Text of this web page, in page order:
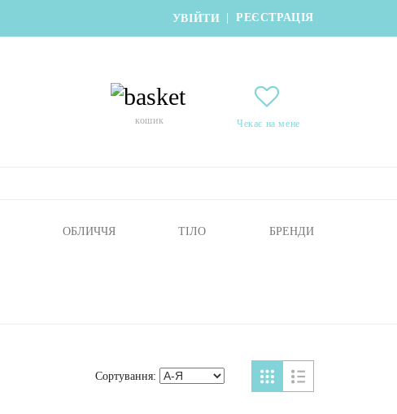
УВІЙТИ | РЕЄСТРАЦІЯ
кошик Чекає на мене
ОБЛИЧЧЯ ТІЛО БРЕНДИ
Сортування: